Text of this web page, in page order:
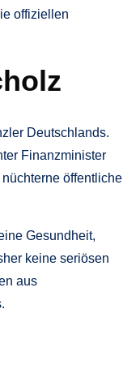
offiziellen
Deutschlands.
Finanzminister
öffentliche
Gesundheit,
keine seriösen
aus